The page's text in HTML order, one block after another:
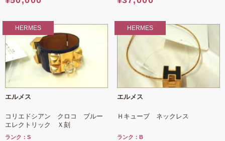
HERMES
エルメス
コリエドシアン クロコ ブルー
エレクトリック Ｘ刻
ランク：S
HERMES
エルメス
Ｈキューブ ネックレス
ランク：B